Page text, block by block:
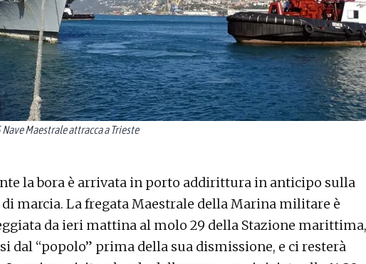
Maestrale attracca a Trieste
la bora è arrivata in porto addirittura in anticipo sulla
marcia. La fregata Maestrale della Marina militare è
da ieri mattina al molo 29 della Stazione marittima,
dal “popolo” prima della sua dismissione, e ci resterà